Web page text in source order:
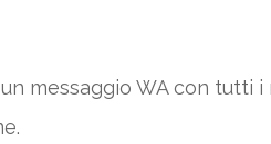
messaggio WA con tutti